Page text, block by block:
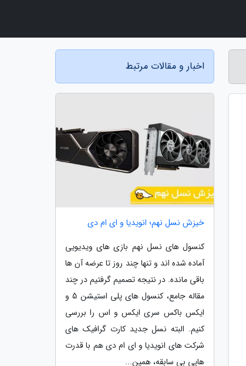
اخبار و مقالات مرتبط
خیزش نسل نهم؛ انویدیا و ای ام دی
کنسول های نسل نهم بازی های ویدیویی
آماده شده اند و تنها چند روز تا عرضه آن ها
باقی مانده. در نتیجه تصمیم گرفتیم در چند
مقاله جامع، کنسول های پلی استیشن 5 و
ایکس باکس سری ایکس و اس را بررسی
کنیم. البته نسل جدید کارت گرافیک های
شرکت های انویدیا و ای ام دی هم با قدرت
هایی بی سابقه، همین...